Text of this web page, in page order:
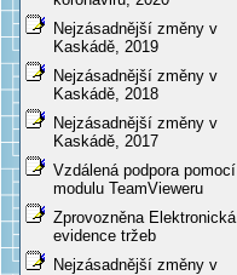
Nejzásadnější změny v
Kaskádě, 2019
Nejzásadnější změny v
Kaskádě, 2018
Nejzásadnější změny v
Kaskádě, 2017
Vzdálená podpora pomocí
modulu TeamVieweru
Zprovozněna Elektronická
evidence tržeb
Nejzásadnější změny v